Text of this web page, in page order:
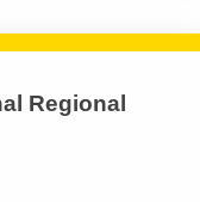
Regional